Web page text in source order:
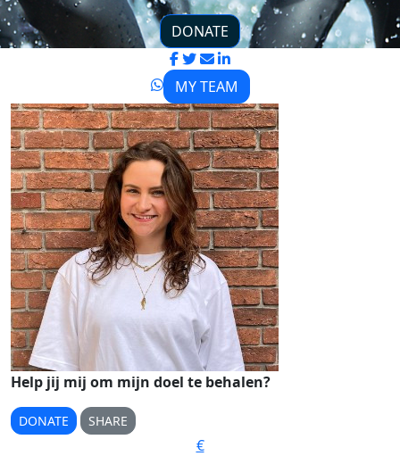
DONATE
MY TEAM
Help jij mij om mijn doel te behalen?
DONATE SHARE
€